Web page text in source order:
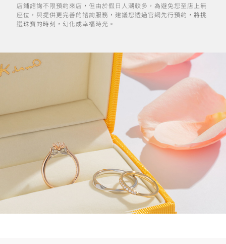
店鋪諮詢不限預約來店，但由於假日人潮較多，為避免您至店上無
座位，與提供更完善的諮詢服務，建議您透過官網先行預約，將挑
選珠寶的時刻，幻化成幸福時光。